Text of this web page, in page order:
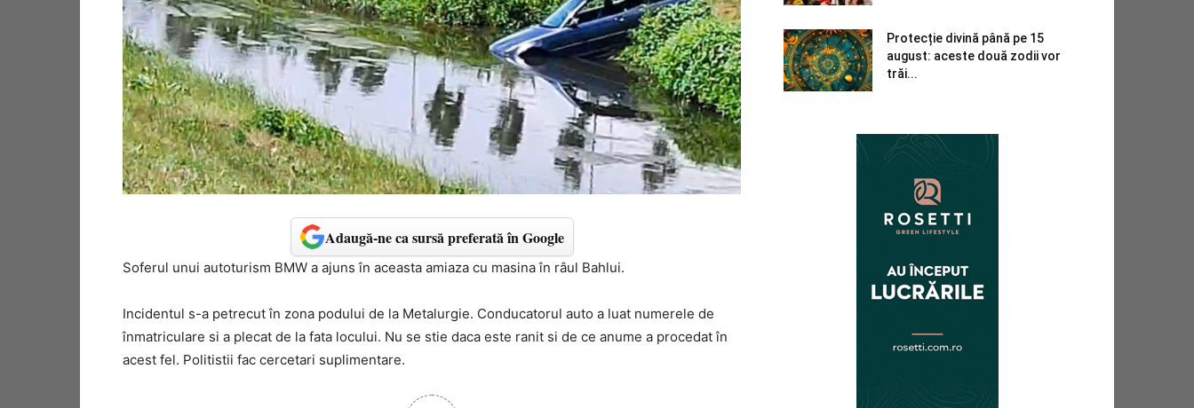
Adaugă-ne ca sursă preferată în Google
Soferul unui autoturism BMW a ajuns în aceasta amiaza cu masina în râul Bahlui.
Incidentul s-a petrecut în zona podului de la Metalurgie. Conducatorul auto a luat numerele de
înmatriculare si a plecat de la fata locului. Nu se stie daca este ranit si de ce anume a procedat în
acest fel. Politistii fac cercetari suplimentare.
Protecție divină până pe 15
august: aceste două zodii vor
trăi...